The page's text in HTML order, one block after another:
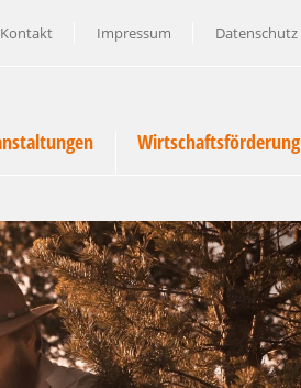
Kontakt Impressum Datenschutz
Wirtschaftsförderung